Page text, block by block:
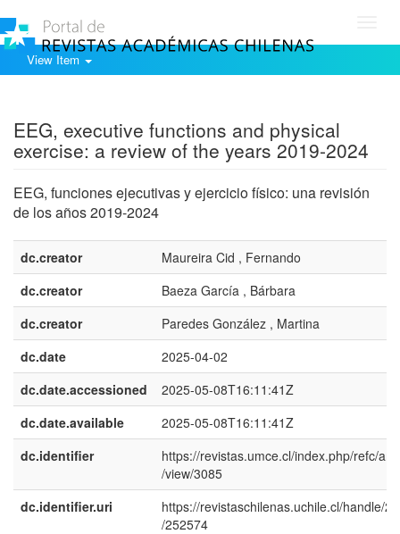
View Item
EEG, executive functions and physical
exercise: a review of the years 2019-2024
EEG, funciones ejecutivas y ejercicio físico: una revisión
de los años 2019-2024
dc.creator
Maureira Cid , Fernando
dc.creator
Baeza García , Bárbara
dc.creator
Paredes González , Martina
dc.date
2025-04-02
dc.date.accessioned
2025-05-08T16:11:41Z
dc.date.available
2025-05-08T16:11:41Z
dc.identifier
https://revistas.umce.cl/index.php/refc/
/view/3085
dc.identifier.uri
https://revistaschilenas.uchile.cl/handle/
/252574